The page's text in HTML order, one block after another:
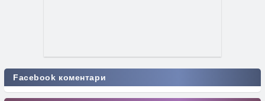
Facebook коментари